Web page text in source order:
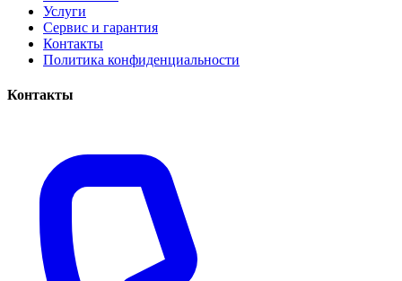
Услуги
Сервис и гарантия
Контакты
Политика конфиденциальности
Контакты